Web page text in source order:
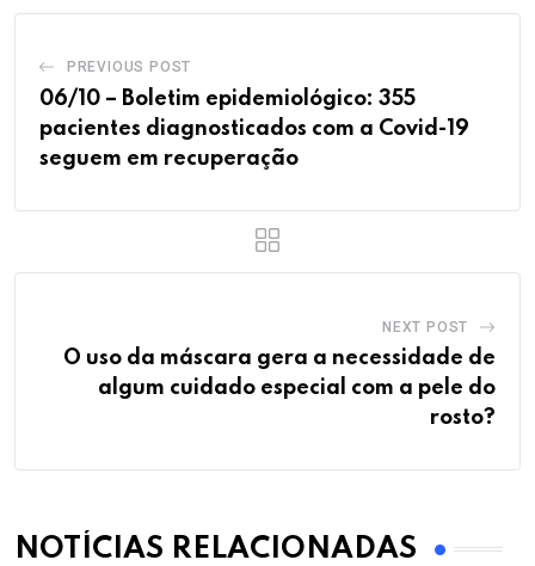
PREVIOUS POST
06/10 – Boletim epidemiológico: 355
pacientes diagnosticados com a Covid-19
seguem em recuperação
NEXT POST
O uso da máscara gera a necessidade de
algum cuidado especial com a pele do
rosto?
NOTÍCIAS RELACIONADAS